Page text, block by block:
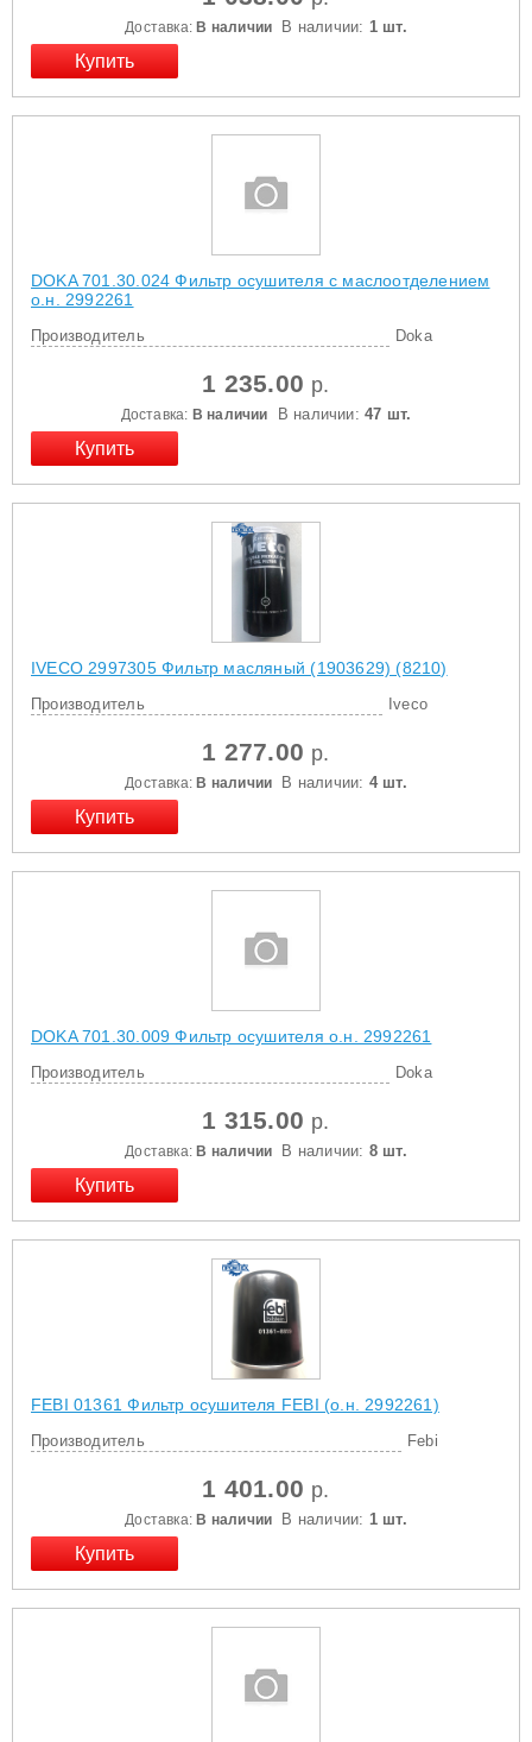
Доставка: В наличии В наличии: 1 шт.
DOKA 701.30.024 Фильтр осушителя с маслоотделением
о.н. 2992261
Производитель Doka
1 235.00 р.
Доставка: В наличии В наличии:47 шт.
IVECO 2997305 Фильтр масляный (1903629) (8210)
Производитель Iveco
1 277.00 р.
Доставка: В наличии В наличии: 4 шт.
DOKA 701.30.009 Фильтр осушителя о.н. 2992261
Производитель Doka
1 315.00 р.
Доставка: В наличии В наличии: 8 шт.
FEBI 01361 Фильтр осушителя FEBI (о.н. 2992261)
Производитель Febi
1 401.00 р.
Доставка: В наличии В наличии: 1 шт.